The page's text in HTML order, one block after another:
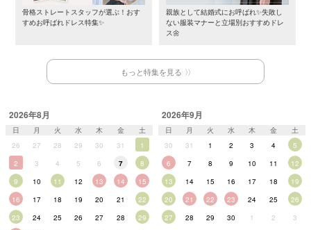
骨格ストレートスタッフが選ぶ！おす
すめお呼ばれドレス特集✨
親族として結婚式にお呼ばれ✨失敗し
ない服装マナーと立場別おすすめドレ
ス🌼
もっと特集を見る
2026年8月
日 月 火 水 木 金
土
26
27 28 29 30 31
1
2
3 4 5 6 7
8
9
10 11 12 13 14
15
16
17 18 19 20 21
22
23
24 25 26 27 28
29
2026年9月
日 月 火 水 木 金
土
30
31 1 2 3 4
5
6
7 8 9 10 11
12
13
14 15 16 17 18
19
20
21 22 23 24 25
26
27
28 29 30 1 2 3